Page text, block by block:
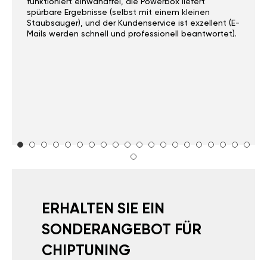
funktioniert einwandfrei, die Powerbox liefert
spürbare Ergebnisse (selbst mit einem kleinen
Staubsauger), und der Kundenservice ist exzellent (E-
Mails werden schnell und professionell beantwortet).
ERHALTEN SIE EIN
SONDERANGEBOT FÜR
CHIPTUNING